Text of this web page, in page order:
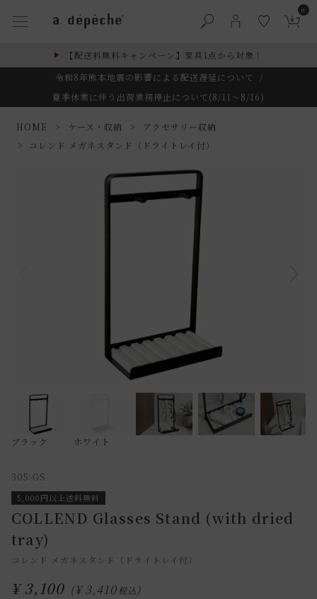
0
【配送料無料キャンペーン】家具1点から対象！
令和8年熊本地震の影響による配送遅延について
/
夏季休業に伴う出荷業務停止について(8/11～8/16)
HOME ケース・収納
アクセサリー収納
コレンド メガネスタンド（ドライトレイ付）
ブラック ホワイト
305-GS
5,000円以上送料無料
COLLEND Glasses Stand (with dried
tray)
コレンド メガネスタンド（ドライトレイ付）
¥ 3,100 ¥ 3,410税込